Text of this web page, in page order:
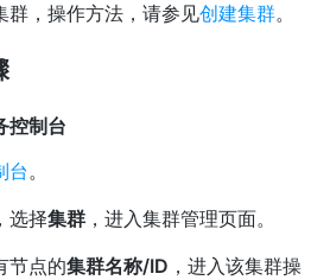
群，操作方法，请参见创建集群。
控制台
台。
选择集群，进入集群管理页面。
节点的集群名称/ID ，进入该集群操